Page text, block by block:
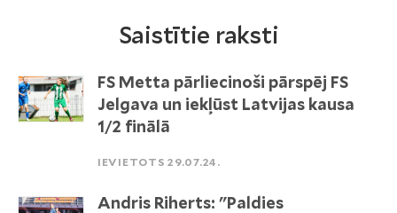
Saistītie raksti
FS Metta pārliecinoši pārspēj FS
Jelgava un iekļūst Latvijas kausa
1/2 finālā
IEVIETOTS 29.07.24.
Andris Riherts: "Paldies